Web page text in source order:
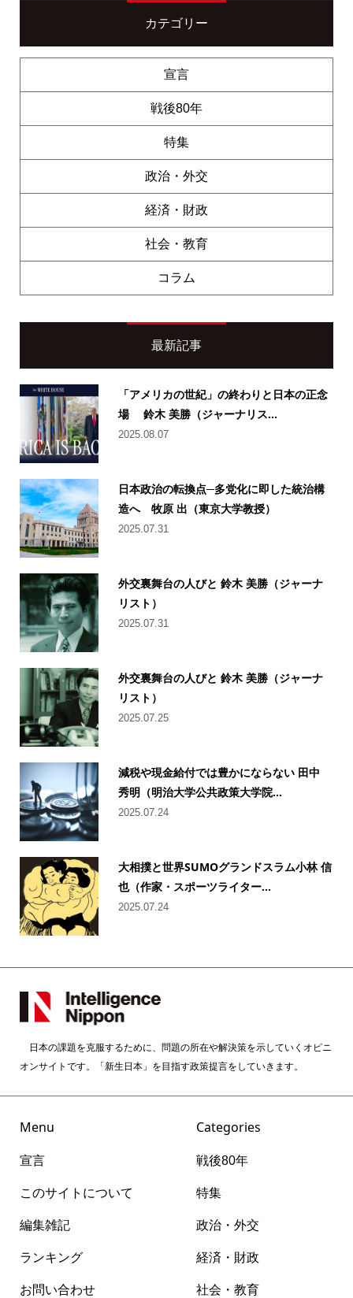
カテゴリー
宣言
戦後80年
特集
政治・外交
経済・財政
社会・教育
コラム
最新記事
「アメリカの世紀」の終わりと日本の正念
場 鈴木 美勝（ジャーナリス...
2025.08.07
日本政治の転換点─多党化に即した統治構
造へ 牧原 出（東京大学教授）
2025.07.31
外交裏舞台の人びと 鈴木 美勝（ジャーナ
リスト）
2025.07.31
外交裏舞台の人びと 鈴木 美勝（ジャーナ
リスト）
2025.07.25
減税や現金給付では豊かにならない 田中
秀明（明治大学公共政策大学院...
2025.07.24
大相撲と世界SUMOグランドスラム小林 信
也（作家・スポーツライター...
2025.07.24
日本の課題を克服するために、問題の所在や解決策を示していくオピニ
オンサイトです。「新生日本」を目指す政策提言をしていきます。
Menu
宣言
このサイトについて
編集雑記
ランキング
お問い合わせ
Categories
戦後80年
特集
政治・外交
経済・財政
社会・教育